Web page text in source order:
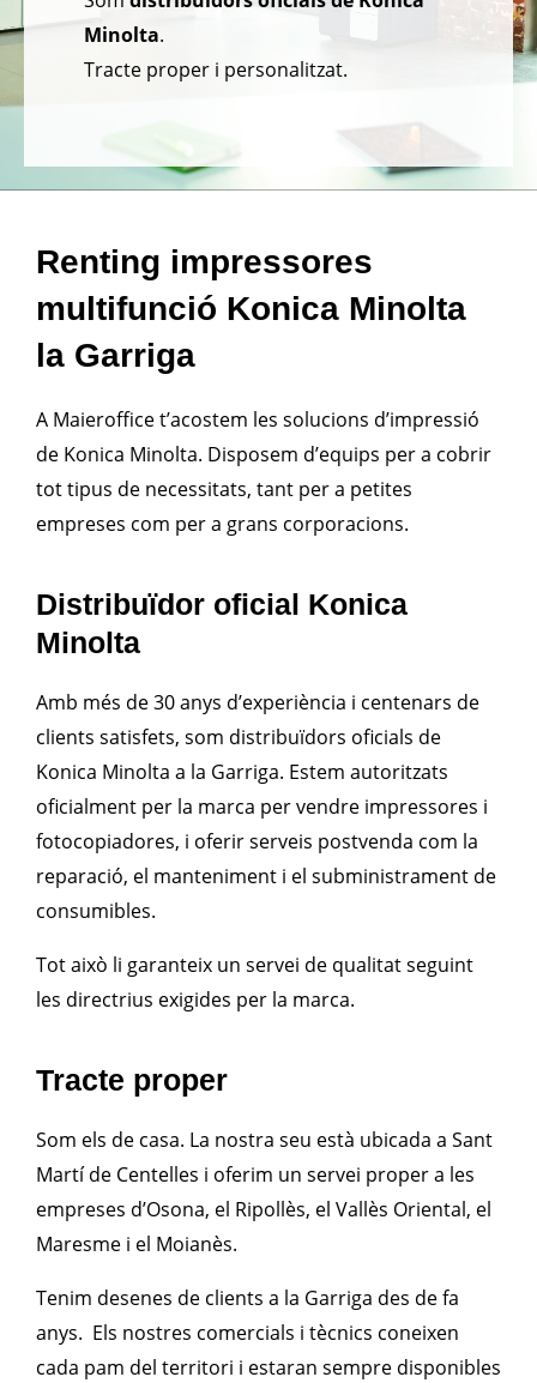
Minolta.
Tracte proper i personalitzat.
Renting impressores
multifunció Konica Minolta
la Garriga
A Maieroffice t’acostem les solucions d’impressió
de Konica Minolta. Disposem d’equips per a cobrir
tot tipus de necessitats, tant per a petites
empreses com per a grans corporacions.
Distribuïdor oficial Konica
Minolta
Amb més de 30 anys d’experiència i centenars de
clients satisfets, som distribuïdors oficials de
Konica Minolta a la Garriga. Estem autoritzats
oficialment per la marca per vendre impressores i
fotocopiadores, i oferir serveis postvenda com la
reparació, el manteniment i el subministrament de
consumibles.
Tot això li garanteix un servei de qualitat seguint
les directrius exigides per la marca.
Tracte proper
Som els de casa. La nostra seu està ubicada a Sant
Martí de Centelles i oferim un servei proper a les
empreses d’Osona, el Ripollès, el Vallès Oriental, el
Maresme i el Moianès.
Tenim desenes de clients a la Garriga des de fa
anys. Els nostres comercials i tècnics coneixen
cada pam del territori i estaran sempre disponibles